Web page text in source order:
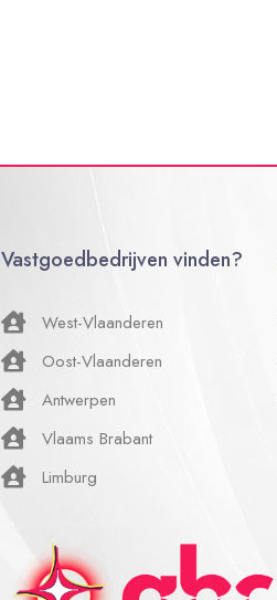
Vastgoedbedrijven vinden?
West-Vlaanderen
Oost-Vlaanderen
Antwerpen
Vlaams Brabant
Limburg